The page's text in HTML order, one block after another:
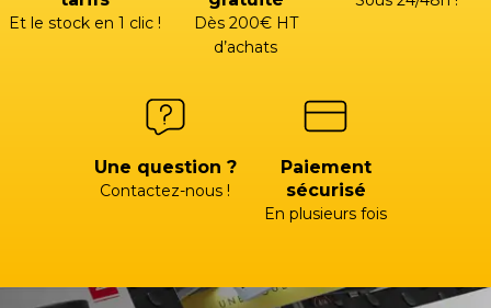
Et le stock en 1 clic !
Dès 200€ HT
d’achats
Une question ?
Contactez-nous !
Paiement
sécurisé
En plusieurs fois